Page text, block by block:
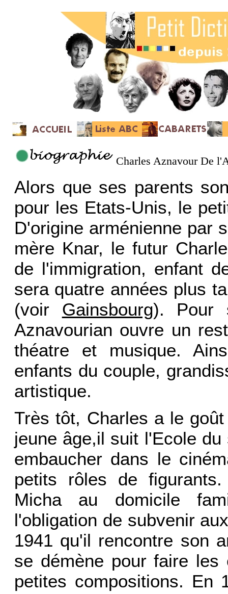
Charles Aznavour De
Alors que ses parents
pour les Etats-Unis, le
D'origine arménienne par
mère Knar, le futur
de l'immigration, enfant
sera quatre années plus
(voir Gainsbourg). Pour
Aznavourian ouvre un
théatre et musique.
enfants du couple,
artistique.
Très tôt, Charles a le
jeune âge,il suit l'Ecole
embaucher dans le
petits rôles de
Micha au domicile
l'obligation de subvenir
1941 qu'il rencontre son
se démène pour faire
petites compositions.